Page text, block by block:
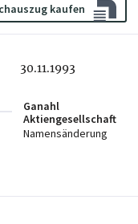
kaufen
30.11.1993
Ganahl
Aktiengesellschaft
Namensänderung